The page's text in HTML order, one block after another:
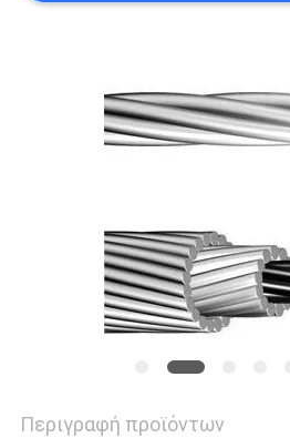
POLICY
Περιγραφή προϊόντων